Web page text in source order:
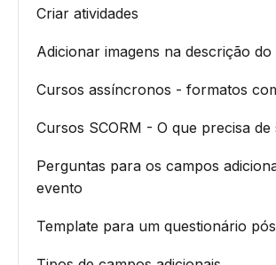
Criar atividades
Adicionar imagens na descrição do
Cursos assíncronos - formatos
Cursos SCORM - O que precisa de
Perguntas para os campos
evento
Template para um questionário